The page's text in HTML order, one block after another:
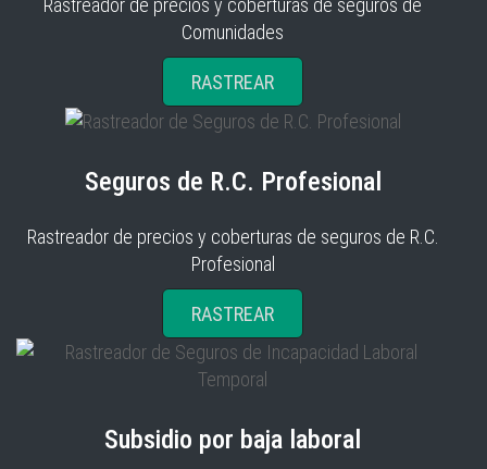
Comunidades
RASTREAR
Seguros de R.C. Profesional
Rastreador de precios y coberturas de seguros de R.C.
Profesional
RASTREAR
Subsidio por baja laboral